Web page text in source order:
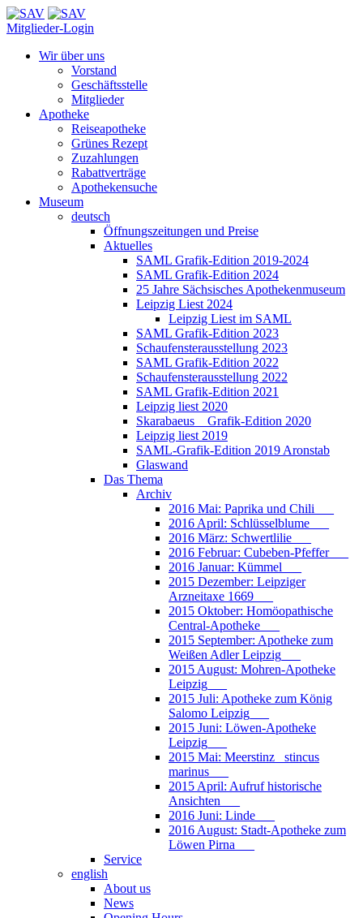
Mitglieder-Login
Wir über uns
Vorstand
Geschäftsstelle
Mitglieder
Apotheke
Reiseapotheke
Grünes Rezept
Zuzahlungen
Rabattverträge
Apothekensuche
Museum
deutsch
Öffnungszeitungen und Preise
Aktuelles
SAML Grafik-Edition 2019-2024
SAML Grafik-Edition 2024
25 Jahre Sächsisches Apothekenmuseum
Leipzig Liest 2024
Leipzig Liest im SAML
SAML Grafik-Edition 2023
Schaufensterausstellung 2023
SAML Grafik-Edition 2022
Schaufensterausstellung 2022
SAML Grafik-Edition 2021
Leipzig liest 2020
Skarabaeus _ Grafik-Edition 2020
Leipzig liest 2019
SAML-Grafik-Edition 2019 Aronstab
Glaswand
Das Thema
Archiv
2016 Mai: Paprika und Chili___
2016 April: Schlüsselblume___
2016 März: Schwertlilie___
2016 Februar: Cubeben-Pfeffer___
2016 Januar: Kümmel___
2015 Dezember: Leipziger
Arzneitaxe 1669___
2015 Oktober: Homöopathische
Central-Apotheke___
2015 September: Apotheke zum
Weißen Adler Leipzig___
2015 August: Mohren-Apotheke
Leipzig___
2015 Juli: Apotheke zum König
Salomo Leipzig___
2015 Juni: Löwen-Apotheke
Leipzig___
2015 Mai: Meerstinz_ stincus
marinus___
2015 April: Aufruf historische
Ansichten___
2016 Juni: Linde___
2016 August: Stadt-Apotheke zum
Löwen Pirna___
Service
english
About us
News